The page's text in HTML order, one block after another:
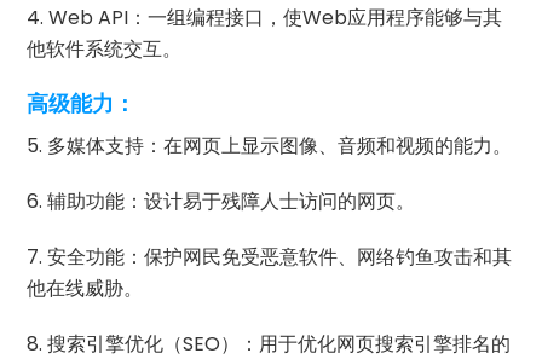
4. Web API：一组编程接口，使Web应用程序能够与其
他软件系统交互。
高级能力：
5. 多媒体支持：在网页上显示图像、音频和视频的能力。
6. 辅助功能：设计易于残障人士访问的网页。
7. 安全功能：保护网民免受恶意软件、网络钓鱼攻击和其
他在线威胁。
8. 搜索引擎优化（SEO）：用于优化网页搜索引擎排名的